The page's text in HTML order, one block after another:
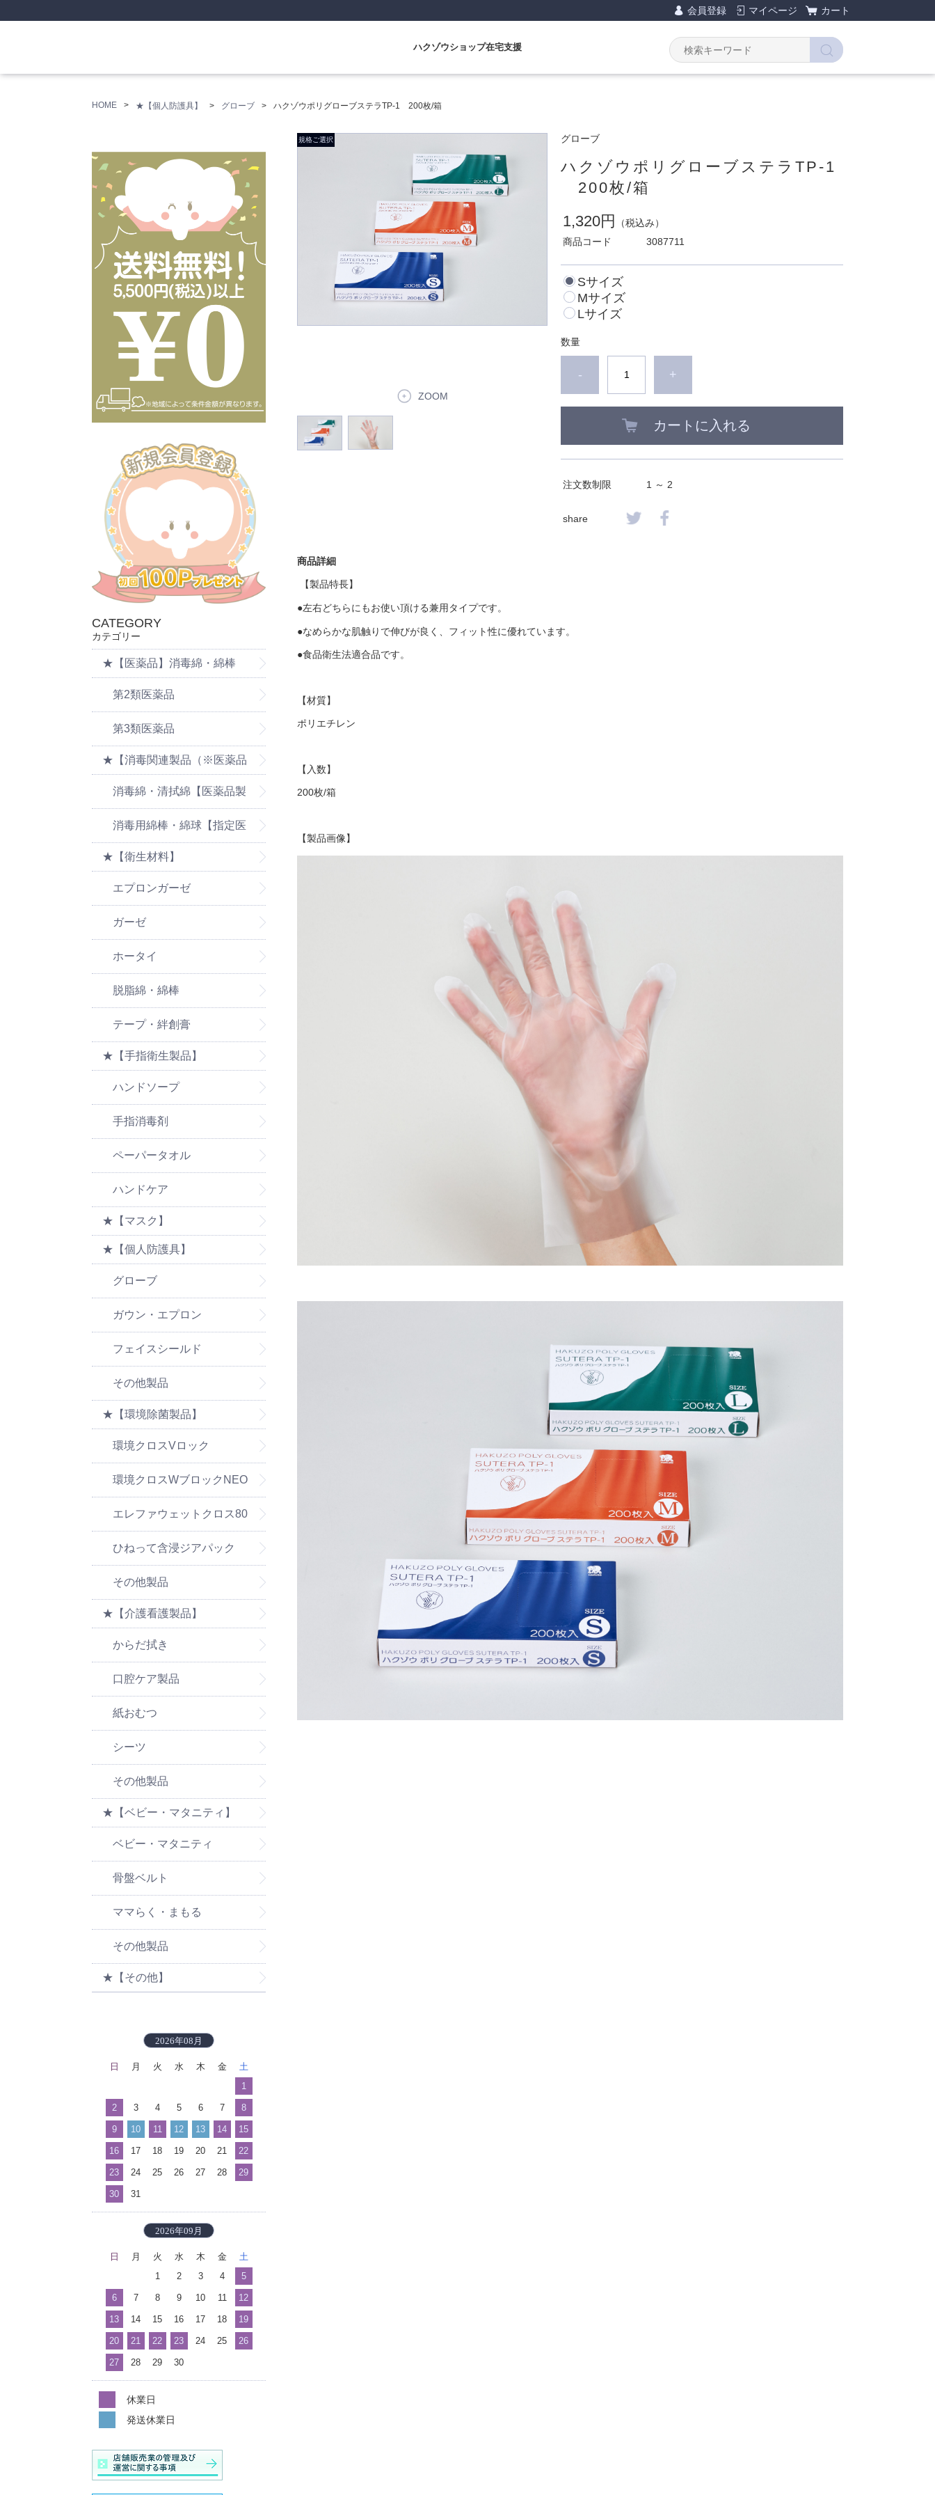
会員登録 マイページ カート
ハクゾウショップ在宅支援
HOME ★【個人防護具】 グローブ ハクゾウポリグローブステラTP-1 200枚/箱
ZOOM
グローブ
ハクゾウポリグローブステラTP-1
200枚/箱
1,320円
（税込み）
商品コード
3087711
Sサイズ
Mサイズ
Lサイズ
数量
- +
カートに入れる
注文数制限 1 ～ 2
share
商品詳細
【製品特長】
●左右どちらにもお使い頂ける兼用タイプです。
●なめらかな肌触りで伸びが良く、フィット性に優れています。
●食品衛生法適合品です。
【材質】
ポリエチレン
【入数】
200枚/箱
【製品画像】
CATEGORY
カテゴリー
★【医薬品】消毒綿・綿棒
第2類医薬品
第3類医薬品
★【消毒関連製品（※医薬品
の消毒製品は医薬品ページを
消毒綿・清拭綿【医薬品製
品は医薬品ページをご覧くだ
さい】
消毒用綿棒・綿球【指定医
薬部外品】
★【衛生材料】
エプロンガーゼ
ガーゼ
ホータイ
脱脂綿・綿棒
テープ・絆創膏
★【手指衛生製品】
ハンドソープ
手指消毒剤
ペーパータオル
ハンドケア
★【マスク】
★【個人防護具】
グローブ
ガウン・エプロン
フェイスシールド
その他製品
★【環境除菌製品】
環境クロスVロック
環境クロスWブロックNEO
エレファウェットクロス80
ひねって含浸ジアパック
その他製品
★【介護看護製品】
からだ拭き
口腔ケア製品
紙おむつ
シーツ
その他製品
★【ベビー・マタニティ】
ベビー・マタニティ
骨盤ベルト
ママらく・まもる
その他製品
★【その他】
2026年08月
日 月 火 水 木 金
土
1
2 3 4 5 6 7 8
9 10 11 12 13 14 15
16 17 18 19 20 21 22
23 24 25 26 27 28 29
30 31
2026年09月
日 月 火 水 木 金
土
1
2 3 4 5
6 7 8 9 10 11 12
13 14 15 16 17 18 19
20 21 22 23 24 25 26
27 28 29 30
休業日
発送休業日